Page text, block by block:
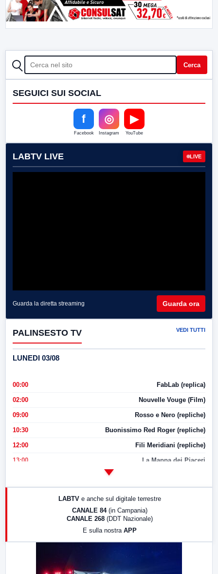
CERCA Cerca
SEGUICI SUI SOCIAL
f
Facebook
◎
Instagram
▶
YouTube
LABTV LIVE LIVE
Guarda la diretta streaming Guarda ora
PALINSESTO TV VEDI TUTTI
LUNEDI 03/08
00:00 FabLab (replica)
02:00 Nouvelle Vouge (Film)
09:00 Rosso e Nero (repliche)
10:30 Buonissimo Red Roger (repliche)
12:00 Fili Meridiani (repliche)
13:00 La Mappa dei Piaceri
LABTV e anche sul digitale terrestre
CANALE 84 (in Campania)
CANALE 268 (DDT Nazionale)
E sulla nostra APP